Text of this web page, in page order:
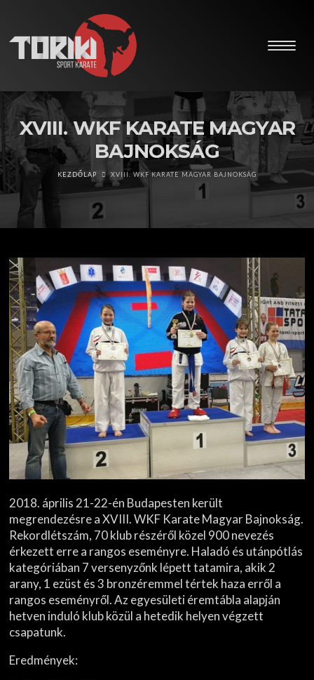
XVIII. WKF KARATE MAGYAR
BAJNOKSÁG
KEZDŐLAP XVIII. WKF KARATE MAGYAR BAJNOKSÁG
2018. április 21-22-én Budapesten került
megrendezésre a XVIII. WKF Karate Magyar Bajnokság.
Rekordlétszám, 70 klub részéről közel 900 nevezés
érkezett erre a rangos eseményre. Haladó és utánpótlás
kategóriában 7 versenyzőnk lépett tatamira, akik 2
arany, 1 ezüst és 3 bronzéremmel tértek haza erről a
rangos eseményről. Az egyesületi éremtábla alapján
hetven induló klub közül a hetedik helyen végzett
csapatunk.
Eredmények: